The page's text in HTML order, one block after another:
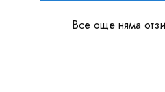
Все още няма